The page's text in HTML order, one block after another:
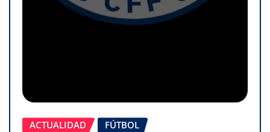
ACTUALIDAD
FÚTBOL